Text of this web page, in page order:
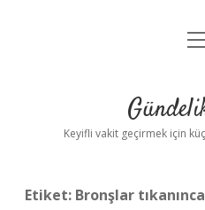
Yasal
Keyifli vakit geçirmek için
Etiket: Bronşlar